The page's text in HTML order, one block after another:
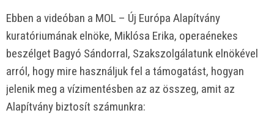
Ebben a videóban a MOL – Új Európa Alapítvány
kuratóriumának elnöke, Miklósa Erika, operaénekes
beszélget Bagyó Sándorral, Szakszolgálatunk elnökével
arról, hogy mire használjuk fel a támogatást, hogyan
jelenik meg a vízimentésben az az összeg, amit az
Alapítvány biztosít számunkra: